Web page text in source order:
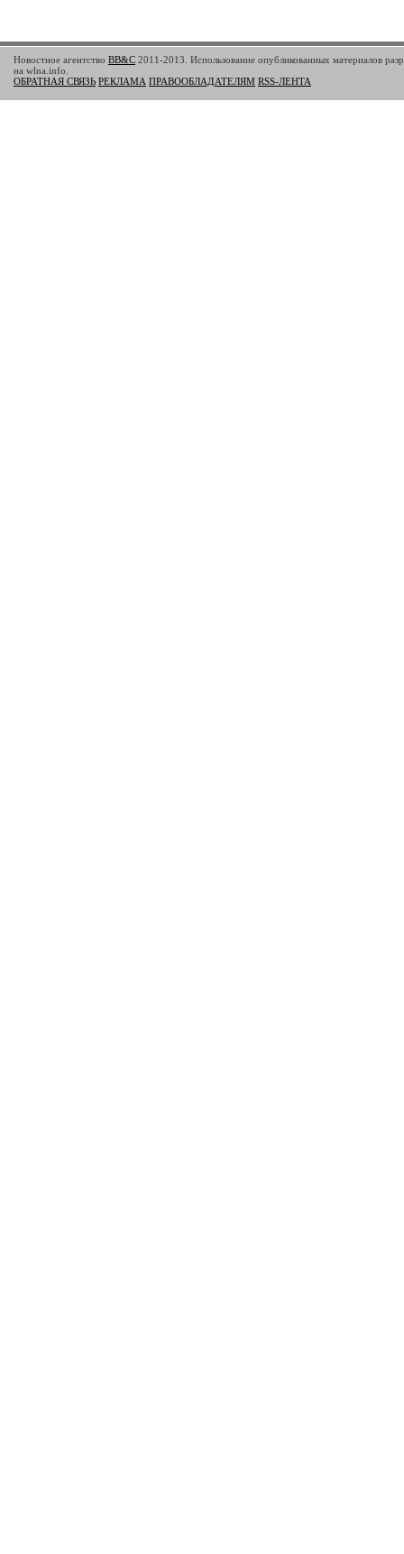
Новостное агентство BB&C 2011-2013. Использование опубликованных материалов
на wlna.info.
ОБРАТНАЯ СВЯЗЬ РЕКЛАМА ПРАВООБЛАДАТЕЛЯМ RSS-ЛЕНТА